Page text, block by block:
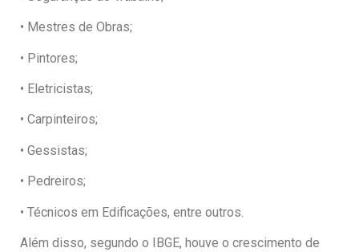
• Mestres de Obras;
• Pintores;
• Eletricistas;
• Carpinteiros;
• Gessistas;
• Pedreiros;
• Técnicos em Edificações, entre outros.
Além disso, segundo o IBGE, houve o crescimento de